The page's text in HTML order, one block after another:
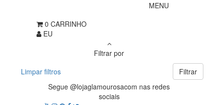
MENU
0 CARRINHO
EU
Filtrar por
Limpar filtros
Filtrar
Segue @lojaglamourosacom nas redes
sociais